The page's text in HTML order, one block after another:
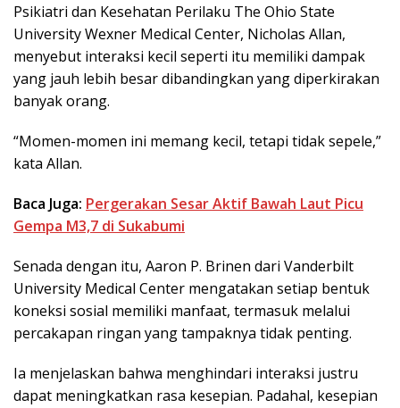
Psikiatri dan Kesehatan Perilaku The Ohio State
University Wexner Medical Center, Nicholas Allan,
menyebut interaksi kecil seperti itu memiliki dampak
yang jauh lebih besar dibandingkan yang diperkirakan
banyak orang.
“Momen-momen ini memang kecil, tetapi tidak sepele,”
kata Allan.
Baca Juga: Pergerakan Sesar Aktif Bawah Laut Picu
Gempa M3,7 di Sukabumi
Senada dengan itu, Aaron P. Brinen dari Vanderbilt
University Medical Center mengatakan setiap bentuk
koneksi sosial memiliki manfaat, termasuk melalui
percakapan ringan yang tampaknya tidak penting.
Ia menjelaskan bahwa menghindari interaksi justru
dapat meningkatkan rasa kesepian. Padahal, kesepian